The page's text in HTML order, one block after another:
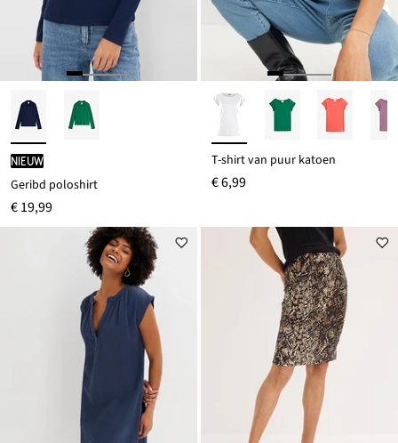
Nieuw
Geribd poloshirt
€ 19,99
T-shirt van puur katoen
€ 6,99